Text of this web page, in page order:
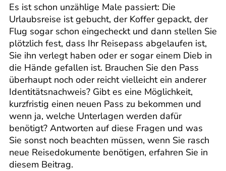
Es ist schon unzählige Male passiert: Die
Urlaubsreise ist gebucht, der Koffer gepackt, der
Flug sogar schon eingecheckt und dann stellen Sie
plötzlich fest, dass Ihr Reisepass abgelaufen ist,
Sie ihn verlegt haben oder er sogar einem Dieb in
die Hände gefallen ist. Brauchen Sie den Pass
überhaupt noch oder reicht vielleicht ein anderer
Identitätsnachweis? Gibt es eine Möglichkeit,
kurzfristig einen neuen Pass zu bekommen und
wenn ja, welche Unterlagen werden dafür
benötigt? Antworten auf diese Fragen und was
Sie sonst noch beachten müssen, wenn Sie rasch
neue Reisedokumente benötigen, erfahren Sie in
diesem Beitrag.